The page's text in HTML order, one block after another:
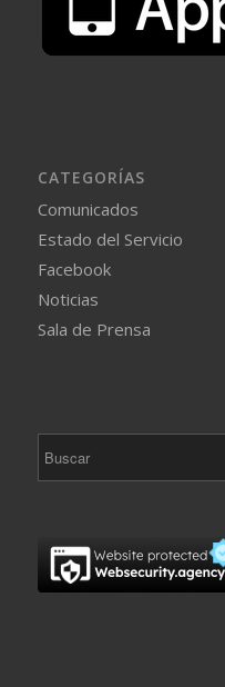
CATEGORÍAS
Comunicados
Estado del Servicio
Facebook
Noticias
Sala de Prensa